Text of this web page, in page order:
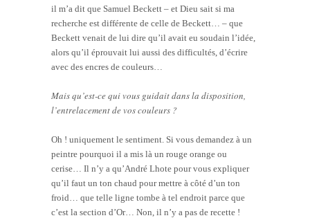
il m’a dit que Samuel Beckett – et Dieu sait si ma
recherche est différente de celle de Beckett… – que
Beckett venait de lui dire qu’il avait eu soudain l’idée,
alors qu’il éprouvait lui aussi des difficultés, d’écrire
avec des encres de couleurs…
Mais qu’est-ce qui vous guidait dans la disposition,
l’entrelacement de vos couleurs ?
Oh ! uniquement le sentiment. Si vous demandez à un
peintre pourquoi il a mis là un rouge orange ou
cerise… Il n’y a qu’André Lhote pour vous expliquer
qu’il faut un ton chaud pour mettre à côté d’un ton
froid… que telle ligne tombe à tel endroit parce que
c’est la section d’Or… Non, il n’y a pas de recette !